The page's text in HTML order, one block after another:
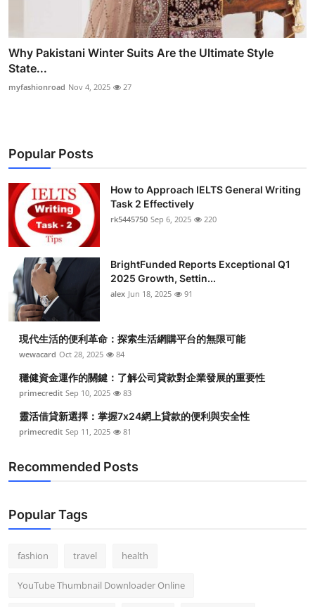
Why Pakistani Winter Suits Are the Ultimate Style
State...
myfashionroad Nov 4, 2025 27
Popular Posts
How to Approach IELTS General Writing
Task 2 Effectively
rk5445750 Sep 6, 2025 220
BrightFunded Reports Exceptional Q1
2025 Growth, Settin...
alex Jun 18, 2025 91
現代生活的便利革命：探索生活網購平台的無限可能
wewacard Oct 28, 2025 84
穩健資金運作的關鍵：了解公司貸款對企業發展的重要性
primecredit Sep 10, 2025 83
靈活借貸新選擇：掌握7x24網上貸款的便利與安全性
primecredit Sep 11, 2025 81
Recommended Posts
Popular Tags
fashion travel health
YouTube Thumbnail Downloader Online